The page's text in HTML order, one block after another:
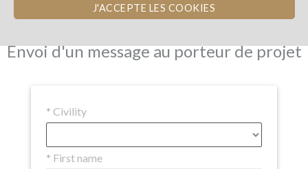
J'ACCEPTE LES COOKIES
Investors(24) Comments (0)
Envoi d'un message au porteur de projet
* Civility
* First name